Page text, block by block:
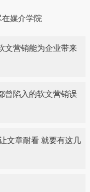
媒介学院
文营销能为企业带来
曾陷入的软文营销误
文章耐看 就要有这几